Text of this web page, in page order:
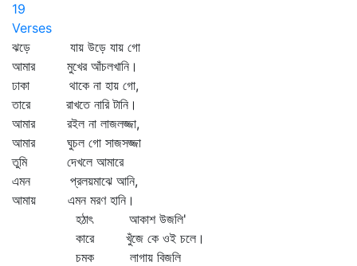
19
Verses
ঝড়ে যায় উড়ে যায় গো
আমার মুখের আঁচলখানি।
ঢাকা থাকে না হায় গো,
তারে রাখতে নারি টানি।
আমার রইল না লাজলজ্জা,
আমার ঘুচল গো সাজসজ্জা
তুমি দেখলে আমারে
এমন প্রলয়মাঝে আনি,
আমায় এমন মরণ হানি।
হঠাৎ আকাশ উজলি'
কারে খুঁজে কে ওই চলে।
চমক লাগায় বিজলি